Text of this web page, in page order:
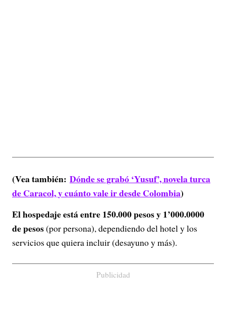
(Vea también: Dónde se grabó ‘Yusuf’, novela turca
de Caracol, y cuánto vale ir desde Colombia)
El hospedaje está entre 150.000 pesos y 1’000.0000
de pesos(por persona), dependiendo del hotel y los
servicios que quiera incluir (desayuno y más).
Publicidad